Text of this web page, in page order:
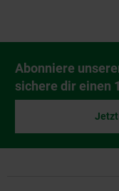
Newsletter
Abonniere
sichere dir einen
Jetzt